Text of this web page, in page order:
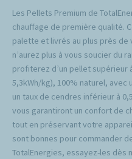
Les Pellets Premium de
chauffage de première qualité.
palette et livrés au plus près
n’aurez plus à vous soucier du
profiterez d’un pellet supérieur
5,3kWh/kg), 100% naturel, avec
un taux de cendres inférieur à
vous garantiront un confort de
tout en préservant votre
sont bonnes pour commander
TotalEnergies, essayez-les dès